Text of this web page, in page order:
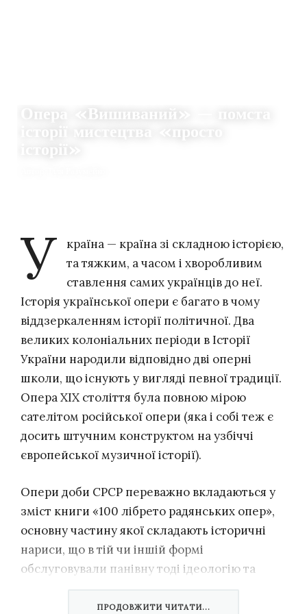
Опера «Вишиваний» — помста
історії мистецтва «просто
історії»
У
країна — країна зі складною історією,
та тяжким, а часом і хворобливим
ставлення самих українців до неї.
Історія української опери є багато в чому
віддзеркаленням історії політичної. Два
великих колоніальних періоди в Історії
України народили відповідно дві оперні
школи, що існують у вигляді певної традиції.
Опера XIX століття була повною мірою
сателітом російської опери (яка і собі теж є
досить штучним конструктом на узбіччі
європейської музичної історії).
Опери доби СРСР переважно вкладаються у
зміст книги «100 лібрето радянських опер»,
основну частину якої складають історичні
нариси, що в тій чи іншій формі
обслуговували панівну тоді ідеологію та
Г. Майбороди, «Богдан Хмельницький»
ПРОДОВЖИТИ ЧИТАТИ...